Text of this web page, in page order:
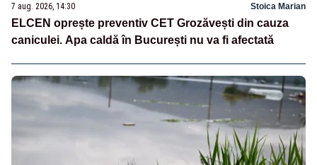
7 aug. 2026, 14:30 Stoica Marian
ELCEN oprește preventiv CET Grozăvești din cauza
caniculei. Apa caldă în București nu va fi afectată